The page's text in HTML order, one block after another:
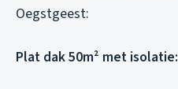
Oegstgeest:
Plat dak 50m² met isolatie: